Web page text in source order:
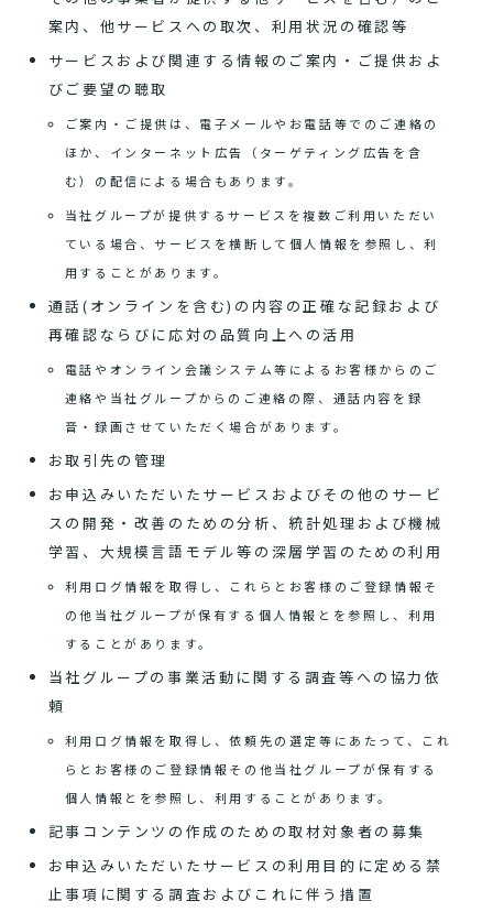
案内、他サービスへの取次、利用状況の確認等
サービスおよび関連する情報のご案内・ご提供およ
びご要望の聴取
ご案内・ご提供は、電子メールやお電話等でのご連絡の
ほか、インターネット広告（ターゲティング広告を含
む）の配信による場合もあります。
当社グループが提供するサービスを複数ご利用いただい
ている場合、サービスを横断して個人情報を参照し、利
用することがあります。
通話(オンラインを含む)の内容の正確な記録および
再確認ならびに応対の品質向上への活用
電話やオンライン会議システム等によるお客様からのご
連絡や当社グループからのご連絡の際、通話内容を録
音・録画させていただく場合があります。
お取引先の管理
お申込みいただいたサービスおよびその他のサービ
スの開発・改善のための分析、統計処理および機械
学習、大規模言語モデル等の深層学習のための利用
利用ログ情報を取得し、これらとお客様のご登録情報そ
の他当社グループが保有する個人情報とを参照し、利用
することがあります。
当社グループの事業活動に関する調査等への協力依
頼
利用ログ情報を取得し、依頼先の選定等にあたって、これ
らとお客様のご登録情報その他当社グループが保有する
個人情報とを参照し、利用することがあります。
記事コンテンツの作成のための取材対象者の募集
お申込みいただいたサービスの利用目的に定める禁
止事項に関する調査およびこれに伴う措置